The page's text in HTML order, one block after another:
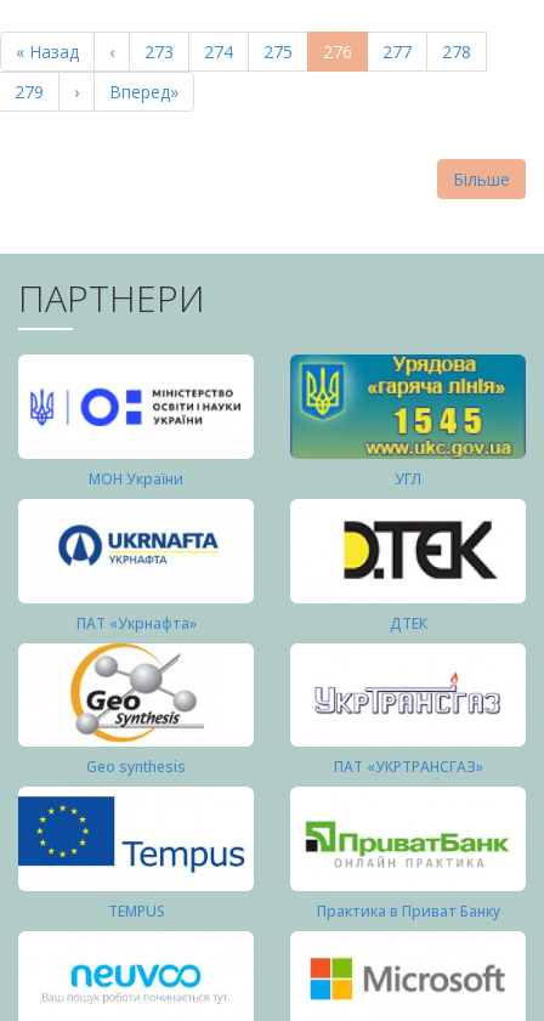
НА
СТОРІНКИ
Перша
сторінка
« Назад
Попередня
сторінка
‹ Page
273 Page
274 Page
275
Поточна
сторінка
276 Page
277 Page
278
Page
279
Наступна
сторінка
›
Остання
сторінка
Вперед»
Більше
ПАРТНЕРИ
МОН України УГЛ
ПАТ «Укрнафта» ДТЕК
Geo synthesis ПАТ «УКРТРАНСГАЗ»
TEMPUS Практика в Приват Банку